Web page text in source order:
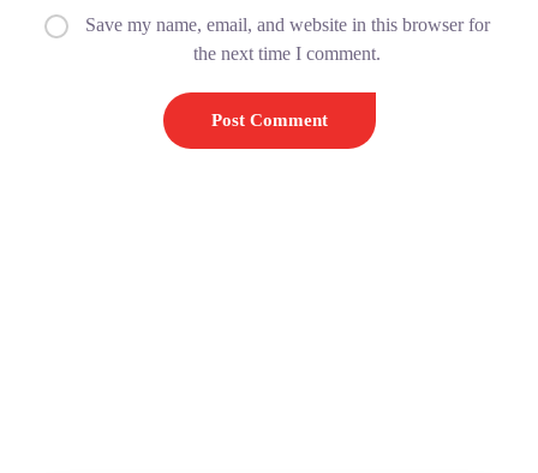
Save my name, email, and website in this browser for
the next time I comment.